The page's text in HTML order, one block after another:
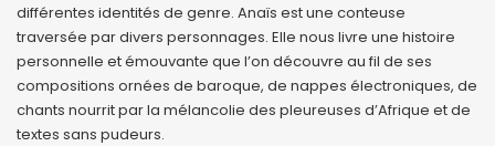
différentes identités de genre. Anaïs est une conteuse
traversée par divers personnages. Elle nous livre une histoire
personnelle et émouvante que l’on découvre au fil de ses
compositions ornées de baroque, de nappes électroniques, de
chants nourrit par la mélancolie des pleureuses d’Afrique et de
textes sans pudeurs.